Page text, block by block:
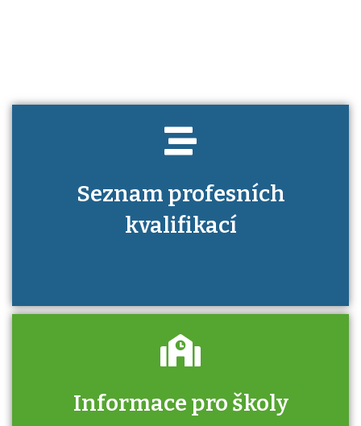
Seznam profesních
kvalifikací
Informace pro školy
Zjistěte, jak se přihlásit ke zkoušce a kde